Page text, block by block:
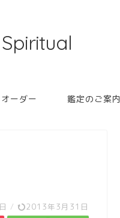
ーダー 鑑定のご案内
/ 2013年3月31日